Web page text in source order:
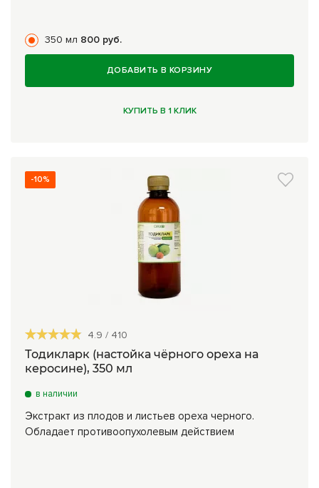
350 мл 800 руб.
ДОБАВИТЬ В КОРЗИНУ
КУПИТЬ В 1 КЛИК
-10%
4.9 / 410
Тодикларк (настойка чёрного ореха на
керосине), 350 мл
в наличии
Экстракт из плодов и листьев ореха черного.
Обладает противоопухолевым действием